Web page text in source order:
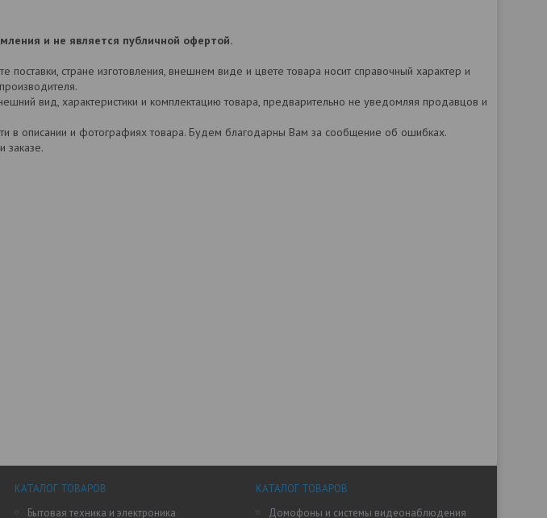
и не является публичной офертой.
поставки, стране изготовления, внешнем виде и цвете товара носит справочный характер и
вид, характеристики и комплектацию товара, предварительно не уведомляя продавцов и
в описании и фотографиях товара. Будем благодарны Вам за сообщение об ошибках.
заказе.
КАТАЛОГ ТОВАРОВ
Бытовая техника и электроника
КАТАЛОГ ТОВАРОВ
Домофоны и системы видеонаблюдения